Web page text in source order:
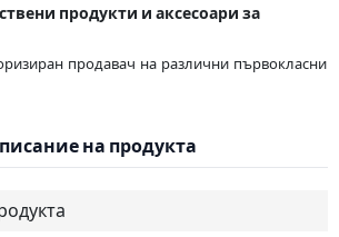
продукти и аксесоари за
продавач на различни първокласни
на продукта